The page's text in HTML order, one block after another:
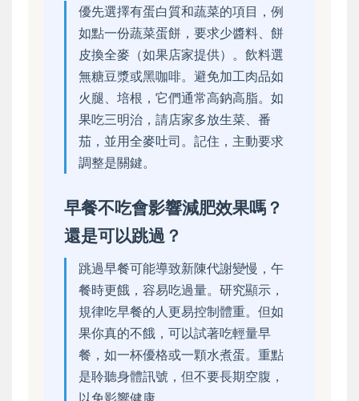
優先選擇有蛋白質和蔬菜的項目，例
如點一份蔬菜蛋餅，要求少醬料、餅
皮換全麥（如果店家提供）。飲料選
無糖豆漿或黑咖啡。避免加工肉品如
火腿、培根，它們通常高鈉高脂。如
果吃三明治，請店家多放生菜、番
茄，並用全麥吐司。記住，主動要求
調整是關鍵。
早餐不吃會影響減肥效果嗎？
還是可以跳過？
跳過早餐可能導致新陳代謝變慢，午
餐時更餓，容易吃過量。研究顯示，
規律吃早餐的人更易控制體重。但如
果你真的不餓，可以試著吃輕量早
餐，如一杯優格或一顆水煮蛋。重點
是聆聽身體訊號，但不要長期空腹，
以免影響健康。